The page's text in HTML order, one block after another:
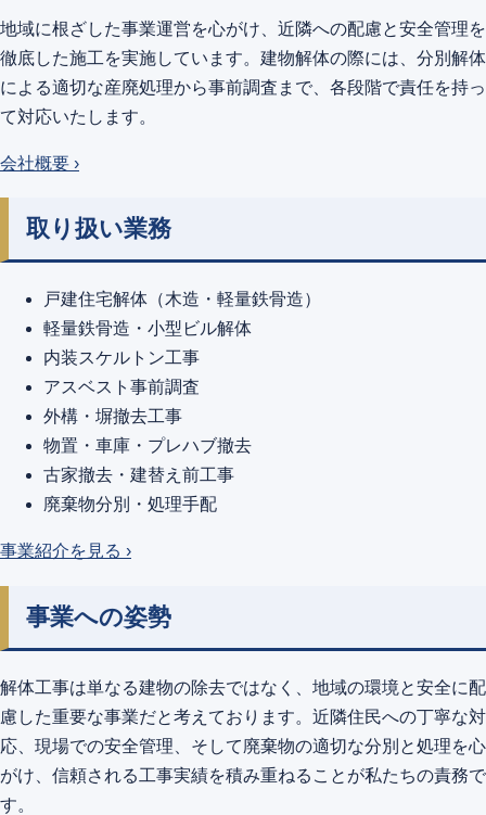
地域に根ざした事業運営を心がけ、近隣への配慮と安全管理を
徹底した施工を実施しています。建物解体の際には、分別解体
による適切な産廃処理から事前調査まで、各段階で責任を持っ
て対応いたします。
会社概要 ›
取り扱い業務
戸建住宅解体（木造・軽量鉄骨造）
軽量鉄骨造・小型ビル解体
内装スケルトン工事
アスベスト事前調査
外構・塀撤去工事
物置・車庫・プレハブ撤去
古家撤去・建替え前工事
廃棄物分別・処理手配
事業紹介を見る ›
事業への姿勢
解体工事は単なる建物の除去ではなく、地域の環境と安全に配
慮した重要な事業だと考えております。近隣住民への丁寧な対
応、現場での安全管理、そして廃棄物の適切な分別と処理を心
がけ、信頼される工事実績を積み重ねることが私たちの責務で
す。